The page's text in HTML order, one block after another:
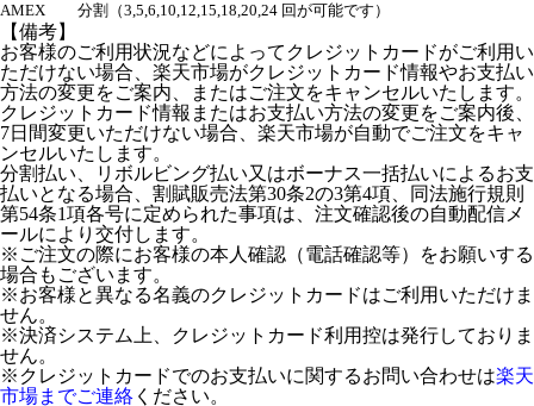
AMEX
分割（3,5,6,10,12,15,18,20,24 回が可能です）
【備考】
お客様のご利用状況などによってクレジットカードがご利用い
ただけない場合、楽天市場がクレジットカード情報やお支払い
方法の変更をご案内、またはご注文をキャンセルいたします。
クレジットカード情報またはお支払い方法の変更をご案内後、
7日間変更いただけない場合、楽天市場が自動でご注文をキャ
ンセルいたします。
分割払い、リボルビング払い又はボーナス一括払いによるお支
払いとなる場合、割賦販売法第30条2の3第4項、同法施行規則
第54条1項各号に定められた事項は、注文確認後の自動配信メ
ールにより交付します。
※ご注文の際にお客様の本人確認（電話確認等）をお願いする
場合もございます。
※お客様と異なる名義のクレジットカードはご利用いただけま
せん。
※決済システム上、クレジットカード利用控は発行しておりま
せん。
※クレジットカードでのお支払いに関するお問い合わせは楽天
市場までご連絡 ください。